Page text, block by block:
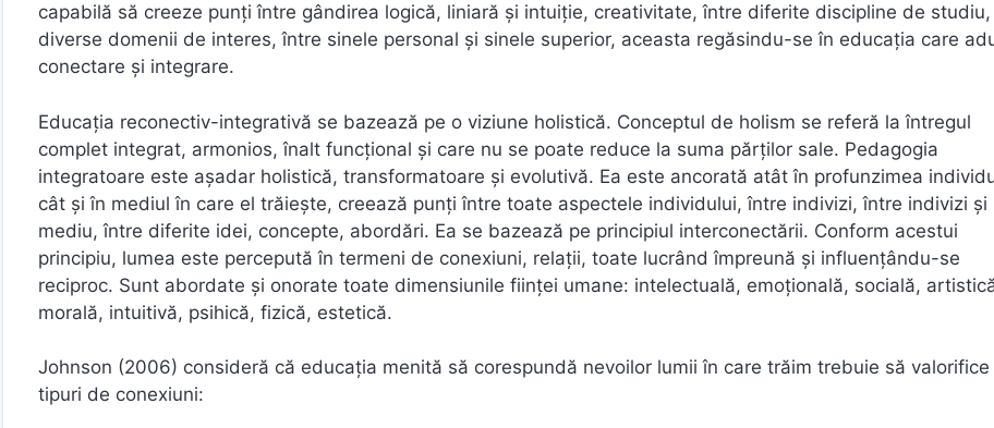
capabilă să creeze punţi între gândirea logică, liniară şi intuiţie, creativitate, între diferite discipline de
diverse domenii de interes, între sinele personal şi sinele superior, aceasta regăsindu-se în educaţia care
conectare şi integrare.
Educaţia reconectiv-integrativă se bazează pe o viziune holistică. Conceptul de holism se referă la întregul
complet integrat, armonios, înalt funcţional şi care nu se poate reduce la suma părţilor sale. Pedagogia
integratoare este aşadar holistică, transformatoare şi evolutivă. Ea este ancorată atât în profunzimea
cât şi în mediul în care el trăieşte, creează punţi între toate aspectele individului, între indivizi, între indivizi şi
mediu, între diferite idei, concepte, abordări. Ea se bazează pe principiul interconectării. Conform acestui
principiu, lumea este percepută în termeni de conexiuni, relaţii, toate lucrând împreună şi influenţându-se
reciproc. Sunt abordate şi onorate toate dimensiunile fiinţei umane: intelectuală, emoţională, socială,
morală, intuitivă, psihică, fizică, estetică.
Johnson (2006) consideră că educaţia menită să corespundă nevoilor lumii în care trăim trebuie să valorifice
tipuri de conexiuni: